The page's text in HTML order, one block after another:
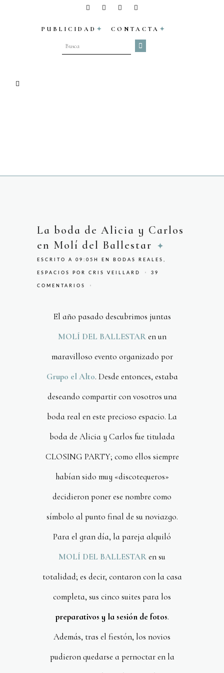
PUBLICIDAD CONTACTA
La boda de Alicia y Carlos
en Molí del Ballestar
ESCRITO A 09:05H EN BODAS REALES ,
ESPACIOS POR CRIS VEILLARD 39
COMENTARIOS
El año pasado descubrimos juntas
MOLÍ DEL BALLESTARen un
maravilloso evento organizado por
Grupo el Alto. Desde entonces, estaba
deseando compartir con vosotros una
boda real en este precioso espacio. La
boda de Alicia y Carlos fue titulada
CLOSING PARTY; como ellos siempre
habían sido muy «discotequeros»
decidieron poner ese nombre como
símbolo al punto final de su noviazgo.
Para el gran día, la pareja alquiló
MOLÍ DEL BALLESTARen su
totalidad; es decir, contaron con la casa
completa, sus cinco suites para los
preparativos y la sesión de fotos.
Además, tras el fiestón, los novios
pudieron quedarse a pernoctar en la